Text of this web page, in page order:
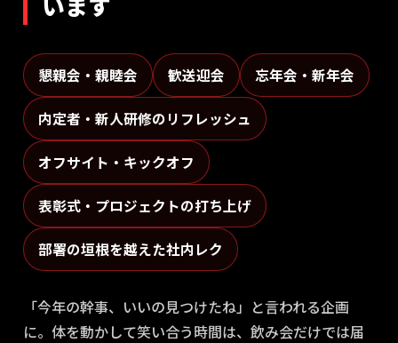
懇親会・親睦会 歓送迎会 忘年会・新年会
内定者・新人研修のリフレッシュ
オフサイト・キックオフ
表彰式・プロジェクトの打ち上げ
部署の垣根を越えた社内レク
「今年の幹事、いいの見つけたね」と言われる企画
に。体を動かして笑い合う時間は、飲み会だけでは届